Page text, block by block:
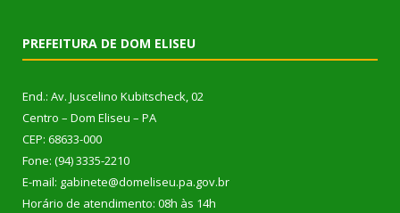
PREFEITURA DE DOM ELISEU
End.: Av. Juscelino Kubitscheck, 02
Centro – Dom Eliseu – PA
CEP: 68633-000
Fone: (94) 3335-2210
E-mail: gabinete@domeliseu.pa.gov.br
Horário de atendimento: 08h às 14h